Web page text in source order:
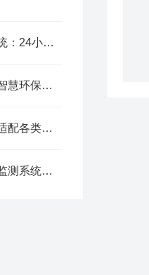
水产养殖水质智能监控系统：24小时实时监测与自动预警功能
微型空气质量监测系统，智慧环保数据支撑
河道水位在线监测系统：适配各类河道沟渠，深浅水域均可精准测水位
农业六情监测站，比四情监测系统多了哪些实用功能?